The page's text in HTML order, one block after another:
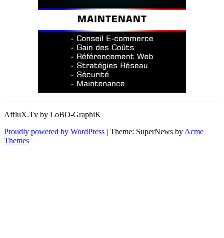
AffluX.Tv by LoBO-GraphiK
Proudly powered by WordPress | Theme: SuperNews by Acme
Themes